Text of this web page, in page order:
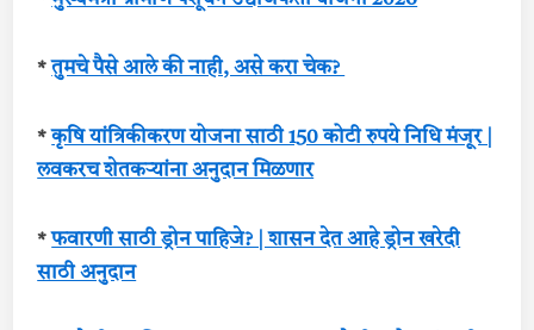
*तुमचे पैसे आले की नाही, असे करा चेक?
*कृषि यांत्रिकीकरण योजना साठी 150 कोटी रुपये निधि मंजूर |
लवकरच शेतकर्‍यांना अनुदान मिळणार
*फवारणी साठी ड्रोन पाहिजे? | शासन देत आहे ड्रोन खरेदी
साठी अनुदान